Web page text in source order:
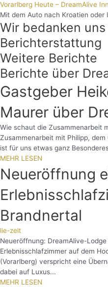
Vorarlberg Heute – DreamAlive
Mit dem Auto nach Kroatien oder
Wir bedanken
Berichterstattung
Weitere Berichte
Berichte über
Gastgeber
Maurer über
Wie schaut die Zusammenarbeit
Zusammenarbeit mit Philipp,
ist für uns etwas ganz
MEHR LESEN
Neueröffnung
Brandnertal
lie-zeit
Neueröffnung: DreamAlive-
Erlebnisschlafzimmer auf dem
(Vorarlberg) verspricht eine
dabei auf Luxus...
MEHR LESEN